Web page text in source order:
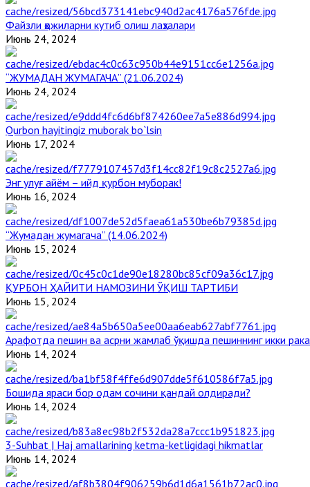
Файзли ҳожиларни кутиб олиш лаҳзалари
Июнь 24, 2024
“ЖУМАДАН ЖУМАГАЧА” (21.06.2024)
Июнь 24, 2024
Qurbon hayitingiz muborak bo`lsin
Июнь 17, 2024
Энг улуғ айём – ийд қурбон муборак!
Июнь 16, 2024
“Жумадан жумагача” (14.06.2024)
Июнь 15, 2024
ҚУРБОН ҲАЙИТИ НАМОЗИНИ ЎҚИШ ТАРТИБИ
Июнь 15, 2024
Арафотда пешин ва асрни жамлаб ўқишда пешиннинг икки
Июнь 14, 2024
Бошида яраси бор одам сочини қандай олдиради?
Июнь 14, 2024
3-Suhbat | Haj amallarining ketma-ketligidagi hikmatlar
Июнь 14, 2024